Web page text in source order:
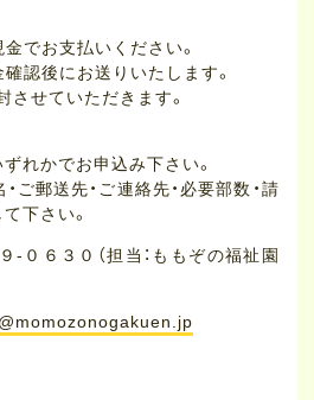
でお支払いください。
認後にお送りいたします。
せていただきます。
れかでお申込み下さい。
ご郵送先・ご連絡先・必要部数・請
下さい。
-０６３０（担当：ももぞの福祉園